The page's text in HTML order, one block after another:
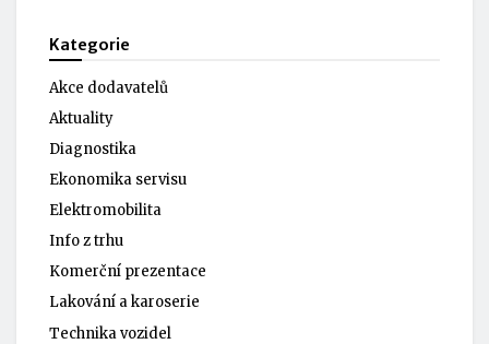
Kategorie
Akce dodavatelů
Aktuality
Diagnostika
Ekonomika servisu
Elektromobilita
Info z trhu
Komerční prezentace
Lakování a karoserie
Technika vozidel